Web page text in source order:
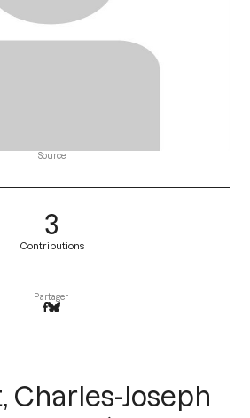
Source
3
Contributions
Partager
Charles-Joseph